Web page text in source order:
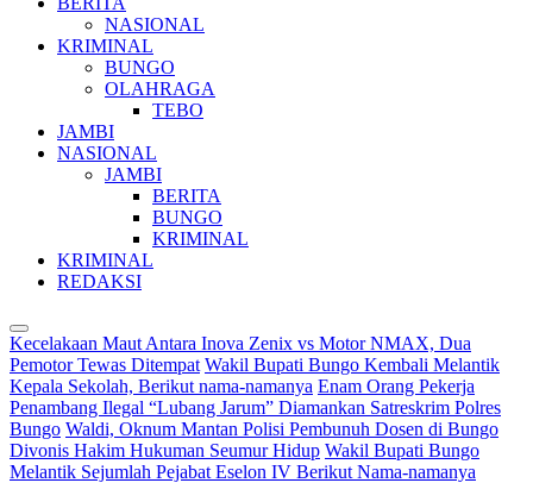
NASIONAL
KRIMINAL
BUNGO
OLAHRAGA
TEBO
JAMBI
NASIONAL
JAMBI
BERITA
BUNGO
KRIMINAL
KRIMINAL
REDAKSI
Kecelakaan Maut Antara Inova Zenix vs Motor NMAX, Dua
Pemotor Tewas Ditempat Wakil Bupati Bungo Kembali Melantik
Kepala Sekolah, Berikut nama-namanya Enam Orang Pekerja
Penambang Ilegal “Lubang Jarum” Diamankan Satreskrim Polres
Bungo Waldi, Oknum Mantan Polisi Pembunuh Dosen di Bungo
Divonis Hakim Hukuman Seumur Hidup Wakil Bupati Bungo
Melantik Sejumlah Pejabat Eselon IV Berikut Nama-namanya